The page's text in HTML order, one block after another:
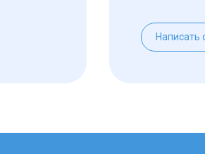
Написать